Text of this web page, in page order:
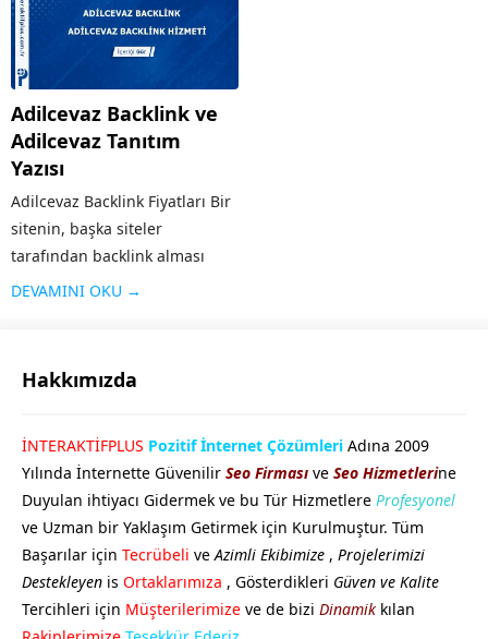
Adilcevaz Backlink ve
Adilcevaz Tanıtım
Yazısı
Adilcevaz Backlink Fiyatları Bir
sitenin, başka siteler
tarafından backlink alması
yani kendi adresinin verilmesi,
alması için önemli bir kriterdir.
DEVAMINI OKU →
Hakkımızda
İNTERAKTİFPLUS Pozitif İnternet Çözümleri Adına 2009
Yılında İnternette Güvenilir Seo Firması ve Seo Hizmetlerine
Duyulan ihtiyacı Gidermek ve bu Tür Hizmetlere Profesyonel
ve Uzman bir Yaklaşım Getirmek için Kurulmuştur. Tüm
Başarılar için Tecrübeli ve Azimli Ekibimize , Projelerimizi
Destekleyen is Ortaklarımıza , Gösterdikleri Güven ve Kalite
Tercihleri için Müşterilerimize ve de bizi Dinamik kılan
GÖKHAN GÖKMEN